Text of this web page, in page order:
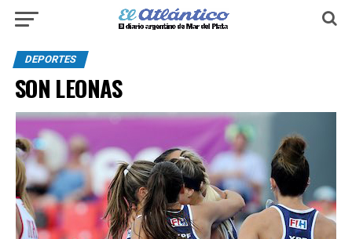
DEPORTES
SON LEONAS